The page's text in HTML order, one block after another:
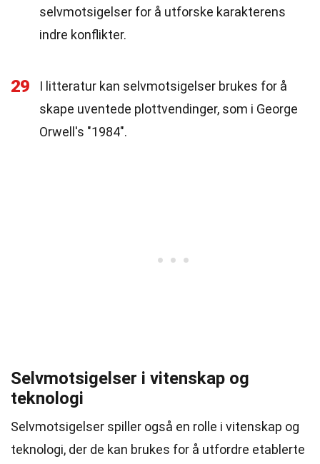
selvmotsigelser for å utforske karakterens
indre konflikter.
29
I litteratur kan selvmotsigelser brukes for å
skape uventede plottvendinger, som i George
Orwell's "1984".
Selvmotsigelser i vitenskap og
teknologi
Selvmotsigelser spiller også en rolle i vitenskap og
teknologi, der de kan brukes for å utfordre etablerte